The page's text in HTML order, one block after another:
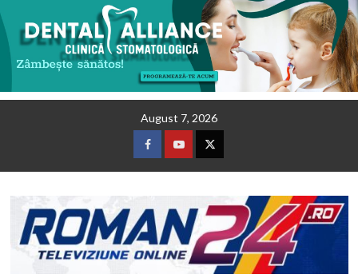
August 7, 2026
FacebookYoutubeTwitter